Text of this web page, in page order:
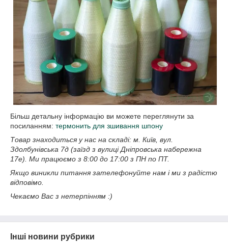
Більш детальну інформацію ви можете переглянути за
посиланням: термонить для зшивання шпону
Товар знаходиться у нас на складі: м. Київ, вул.
Здолбунівська 7д (заїзд з вулиці Дніпровська набережна
17е). Ми працюємо з 8:00 до 17:00 з ПН по ПТ.
Якщо виникли питання зателефонуйте нам і ми з радістю
відповімо.
Чекаємо Вас з нетерпінням :)
Інші новини рубрики